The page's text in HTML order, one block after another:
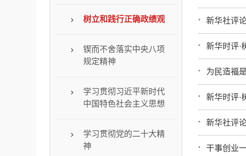
树立和践行正确政绩观
锲而不舍落实中央八项
规定精神
学习贯彻习近平新时代
中国特色社会主义思想
学习贯彻党的二十大精
神
新华社评
新华时评·
为民造福
新华时评·
新华社评
干事创业